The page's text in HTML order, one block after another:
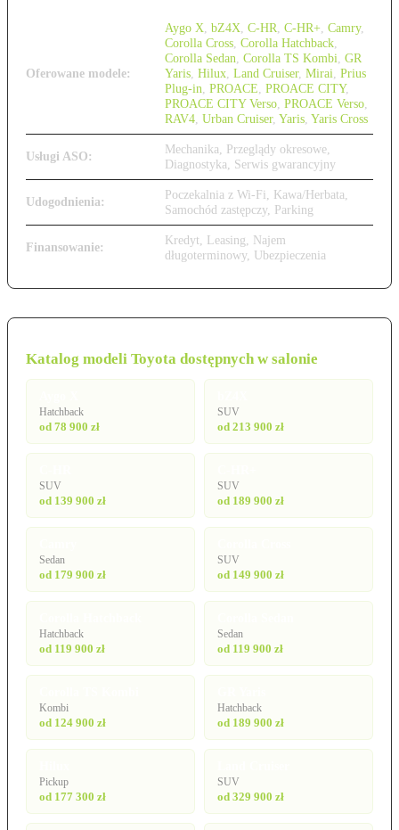
Oferowane modele:
Aygo X bZ4X C-HR C-HR+ Camry,
Corolla Cross Corolla Hatchback
Corolla Sedan Corolla TS Kombi GR
Yaris Hilux Land Cruiser, Mirai Prius
Plug-in PROACE PROACE CITY,
PROACE CITY Verso PROACE Verso
RAV4 Urban Cruiser, Yaris Yaris Cross
Usługi ASO:
Mechanika, Przeglądy okresowe,
Diagnostyka, Serwis gwarancyjny
Udogodnienia:
Poczekalnia z Wi-Fi, Kawa/Herbata,
Samochód zastępczy, Parking
Finansowanie:
Kredyt, Leasing, Najem
długoterminowy, Ubezpieczenia
Katalog modeli Toyota dostępnych w salonie
Hatchback
od 78 900 zł
SUV
od 213 900 zł
SUV
od 139 900 zł
SUV
od 189 900 zł
Sedan
od 179 900 zł
SUV
od 149 900 zł
Hatchback
od 119 900 zł
Sedan
od 119 900 zł
Kombi
od 124 900 zł
Hatchback
od 189 900 zł
Pickup
od 177 300 zł
SUV
od 329 900 zł